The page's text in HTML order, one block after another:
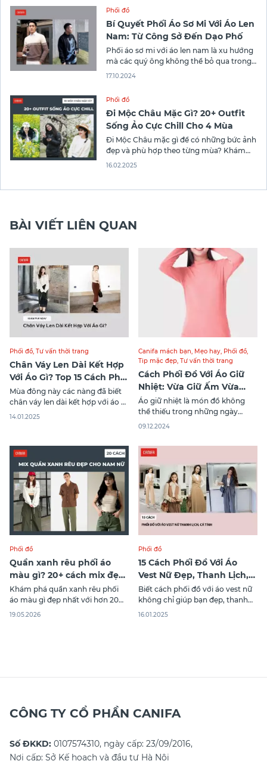
thể thay đổi không khí
Phối đồ
Bí Quyết Phối Áo Sơ Mi Với Áo Len
Nam: Từ Công Sở Đến Dạo Phố
Phối áo sơ mi với áo len nam là xu hướng
mà các quý ông không thể bỏ qua trong
mùa thu đông. Bởi vì, phong cách này có
đến cách mix-match
17.10.2024
Phối đồ
Đi Mộc Châu Mặc Gì? 20+ Outfit
Sống Ảo Cực Chill Cho 4 Mùa
Đi Mộc Châu mặc gì để có những bức ảnh
đẹp và phù hợp theo từng mùa? Khám
phá ngay 20+ outfit đi Mộc Châu của
16.02.2025
BÀI VIẾT LIÊN QUAN
Phối đồ, Tư vấn thời trang
Chân Váy Len Dài Kết Hợp
Với Áo Gì? Top 15 Cách Phối
Đồ Đẹp
Mùa đông này các nàng đã biết
chân váy len dài kết hợp với áo gì
để trở nên nổi bật, thu hút mà
ngay 15 cách phối đồ với chân
váy len dài qua bài viết bên
14.01.2025
Canifa mách bạn, Mẹo hay, Phối đồ,
Tip mặc đẹp, Tư vấn thời trang
Cách Phối Đồ Với Áo Giữ
Nhiệt: Vừa Giữ Ấm Vừa
Thời Trang
Áo giữ nhiệt là món đồ không
thể thiếu trong những ngày
đông lạnh giá, vừa mang lại cảm
thời trang. Canifa – thương hiệu
thời trang nổi tiếng với các sản
phẩm chất lượng cao, là địa chỉ
tin cậy giúp bạn
09.12.2024
Phối đồ
Quần xanh rêu phối áo
màu gì? 20+ cách mix đẹp
cho nam nữ
Khám phá quần xanh rêu phối
áo màu gì đẹp nhất với hơn 20
cách mix đồ cho nam và nữ. Gợi
19.05.2026
Phối đồ
15 Cách Phối Đồ Với Áo
Vest Nữ Đẹp, Thanh Lịch,
Cá Tính
Biết cách phối đồ với áo vest nữ
không chỉ giúp bạn đẹp, thanh
lịch và còn cá tính cũng như thể
16.01.2025
CÔNG TY CỔ PHẦN CANIFA
Số ĐKKD: 0107574310, ngày cấp: 23/09/2016,
Nơi cấp: Sở Kế hoạch và đầu tư Hà Nội